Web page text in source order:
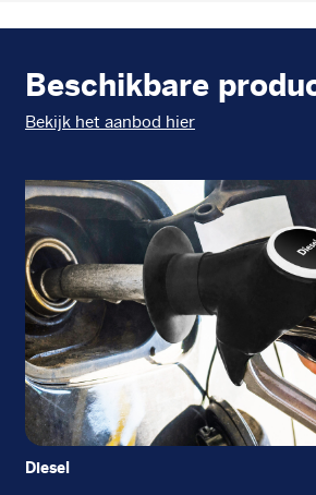
Beschikbare
Bekijk het aanbod hier
Diesel